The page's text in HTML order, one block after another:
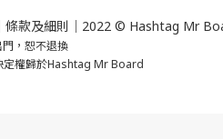
條款及細則 ｜2022 © Hashtag Mr
，恕不退換
定權歸於Hashtag Mr Board